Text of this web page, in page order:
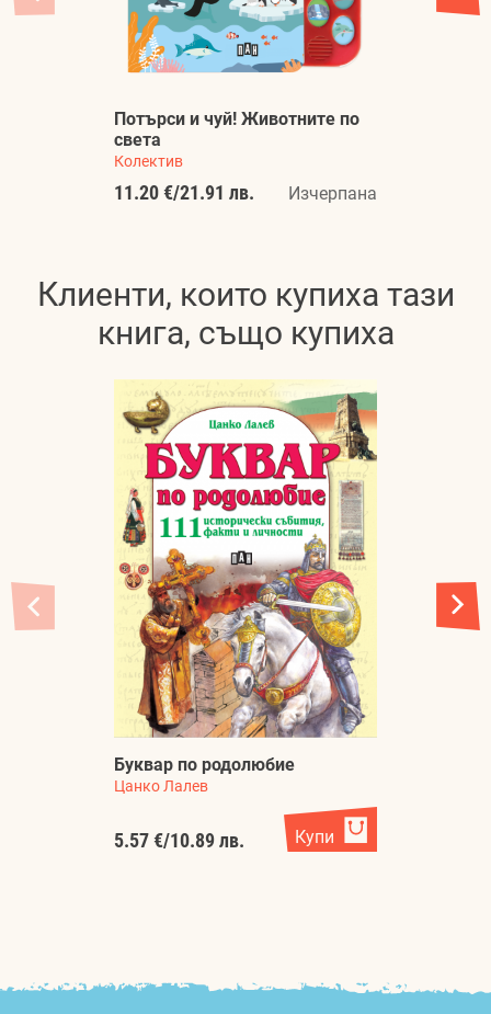
Потърси и чуй! Животните по
света
Колектив
11.20 €/21.91 лв. Изчерпана
Клиенти, които купиха тази
книга, също купиха
Буквар по родолюбие
Цанко Лалев
5.57 €/10.89 лв. Купи